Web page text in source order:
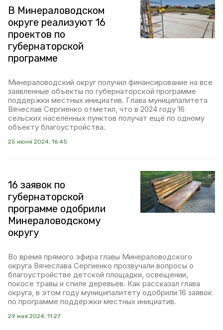
В Минераловодском
округе реализуют 16
проектов по
губернаторской
программе
Минераловодский округ получил финансирование на все
заявленные объекты по губернаторской программе
поддержки местных инициатив. Глава муниципалитета
Вячеслав Сергиенко отметил, что в 2024 году 16
сельских населённых пунктов получат ещё по одному
объекту благоустройства.
25 июня 2024, 16:45
16 заявок по
губернаторской
программе одобрили
Минераловодскому
округу
Во время прямого эфира главы Минераловодского
округа Вячеслава Сергиенко прозвучали вопросы о
благоустройстве детской площадки, освещении,
покосе травы и спиле деревьев. Как рассказал глава
округа, в этом году муниципалитету одобрили 16 заявок
по программе поддержки местных инициатив.
29 мая 2024, 11:27